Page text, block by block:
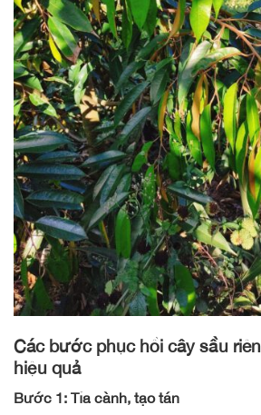
Các bước phục hồi cây sầu
hiệu quả
Bước 1: Tỉa cành, tạo tán